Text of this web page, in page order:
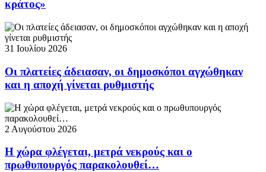
κράτος»
31 Ιουλίου 2026
Οι πλατείες άδειασαν, οι δημοσκόποι αγχώθηκαν
και η αποχή γίνεται ρυθμιστής
2 Αυγούστου 2026
Η χώρα φλέγεται, μετρά νεκρούς και ο
πρωθυπουργός παρακολουθεί…